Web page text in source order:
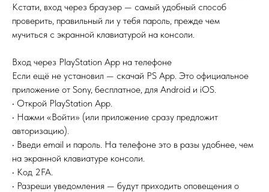
Кстати, вход через браузер — самый удобный способ
проверить, правильный ли у тебя пароль, прежде чем
мучиться с экранной клавиатурой на консоли.
Вход через PlayStation App на телефоне
Если ещё не установил — скачай PS App. Это официальное
приложение от Sony, бесплатное, для Android и iOS.
• Открой PlayStation App.
• Нажми «Войти» (или приложение сразу предложит
авторизацию).
• Введи email и пароль. На телефоне это в разы удобнее, чем
на экранной клавиатуре консоли.
• Код 2FA.
• Разреши уведомления — будут приходить оповещения о